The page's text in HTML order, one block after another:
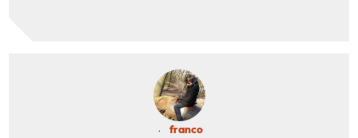
franco